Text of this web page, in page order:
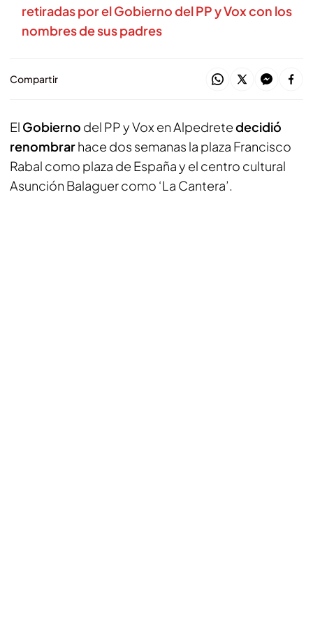
retiradas por el Gobierno del PP y Vox con los
nombres de sus padres
Compartir
El Gobierno del PP y Vox en Alpedretedecidió
renombrarhace dos semanas la plaza Francisco
Rabal como plaza de España y el centro cultural
Asunción Balaguer como ‘La Cantera’.